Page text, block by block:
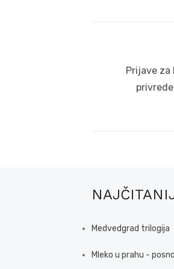
Previous
post:
Prijave za
Medvedgrad trilogija
Mleko u prahu -